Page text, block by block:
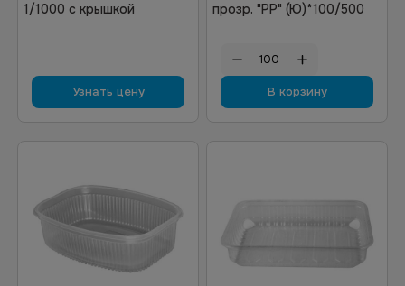
1/1000 с крышкой
Узнать цену
прозр. "РР" (Ю)*100/500
В корзину